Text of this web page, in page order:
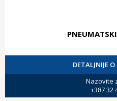
DETALJNIJE
Nazovite
+387 32